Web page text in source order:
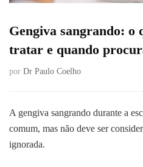
Gengiva sangrando: o
tratar e quando
por Dr Paulo Coelho
A gengiva sangrando durante a
comum, mas não deve ser
ignorada.